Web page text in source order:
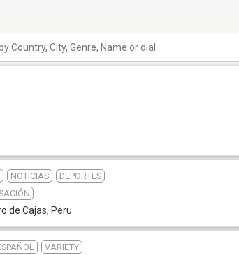
NOTICIAS
DEPORTES
de Cajas, Peru
VARIETY